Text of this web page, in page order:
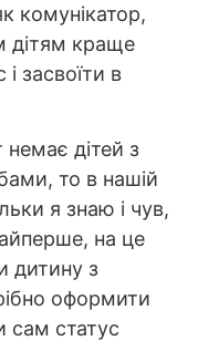
комунікатор,
дітям краще
засвоїти в
дітей з
то в нашій
я знаю і чув,
на це
дитину з
оформити
сам статус